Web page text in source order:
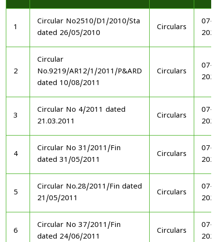
1
Circular No2510/D1/2010/Sta
dated 26/05/2010
Circulars
07-
2
Circular
No.9219/AR12/1/2011/P&ARD
dated 10/08/2011
Circulars
07-
3
Circular No 4/2011 dated
21.03.2011
Circulars
07-
4
Circular No 31/2011/Fin
dated 31/05/2011
Circulars
07-
5
Circular No.28/2011/Fin dated
21/05/2011
Circulars
07-
6
Circular No 37/2011/Fin
dated 24/06/2011
Circulars
07-